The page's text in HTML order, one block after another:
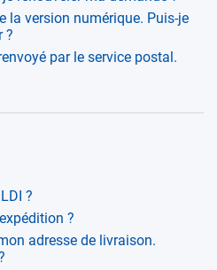
la version numérique. Puis-je
?
par le service postal.
?
?
adresse de livraison.